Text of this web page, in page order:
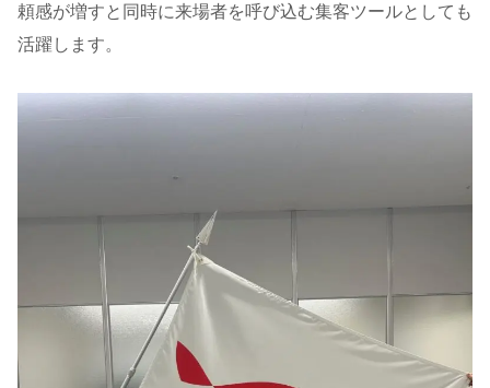
頼感が増すと同時に来場者を呼び込む集客ツールとしても
活躍します。